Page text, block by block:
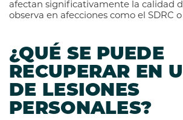
afectan significativamente la calidad
observa en afecciones como el SDRC
¿QUÉ SE PUEDE
RECUPERAR EN
DE LESIONES
PERSONALES?